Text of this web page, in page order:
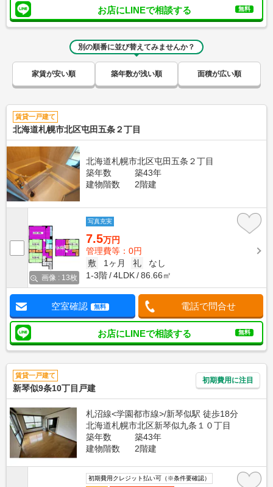
お店にLINEで相談する 無料
別の順番に並び替えてみませんか？
家賃が安い順 築年数が浅い順 面積が広い順
賃貸一戸建て
北海道札幌市北区屯田五条２丁目
北海道札幌市北区屯田五条２丁目
築年数
築43年
建物階数
2階建
画像 : 13枚
写真充実
7.5万円
管理費等：0円
敷
1ヶ月 礼
なし
1-3階
4LDK 86.66㎡
空室確認 無料 電話で問合せ
お店にLINEで相談する 無料
賃貸一戸建て
新琴似9条10丁目戸建
初期費用に注目
札沼線<学園都市線>/新琴似駅 徒歩18分
北海道札幌市北区新琴似九条１０丁目
築年数
築43年
建物階数
2階建
初期費用クレジット払い可（※条件要確認）